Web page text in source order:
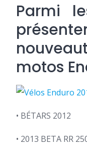
Parmi
motos
• BÉTARS 2012
• 2013 BETA RR